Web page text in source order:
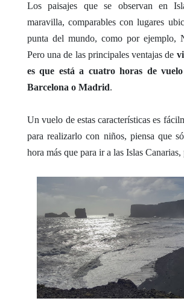
Los paisajes que se observan en
maravilla, comparables con lugares
punta del mundo, como por ejemplo,
Pero una de las principales ventajas de
es que está a cuatro horas de
Barcelona o Madrid.
Un vuelo de estas características es
para realizarlo con niños, piensa que
hora más que para ir a las Islas